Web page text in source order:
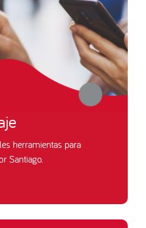
herramientas para
Santiago.